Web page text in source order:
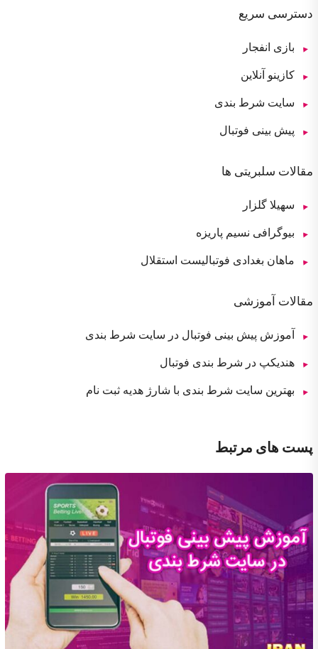
دسترسی سریع
بازی انفجار
کازینو آنلاین
سایت شرط بندی
پیش بینی فوتبال
مقالات سلبریتی ها
سهیلا گلزار
بیوگرافی نسیم پاریزه
ماهان بغدادی فوتبالیست استقلال
مقالات آموزشی
آموزش پیش بینی فوتبال در سایت شرط بندی
هندیکپ در شرط بندی فوتبال
بهترین سایت شرط بندی با شارژ هدیه ثبت نام
پست های مرتبط